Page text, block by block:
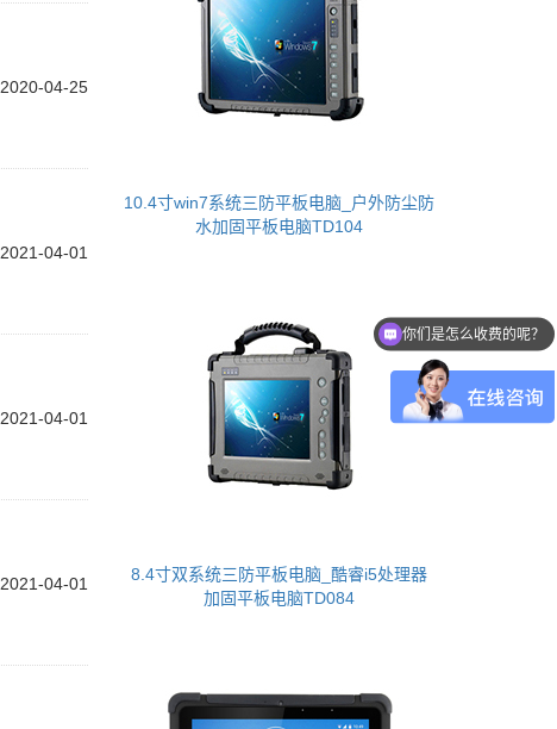
2020-04-25
2021-04-01
2021-04-01
2021-04-01
10.4寸win7系统三防平板电脑_户外防尘防
水加固平板电脑TD104
8.4寸双系统三防平板电脑_酷睿i5处理器
加固平板电脑TD084
你们是怎么收费的呢？
现在有优惠活动么？